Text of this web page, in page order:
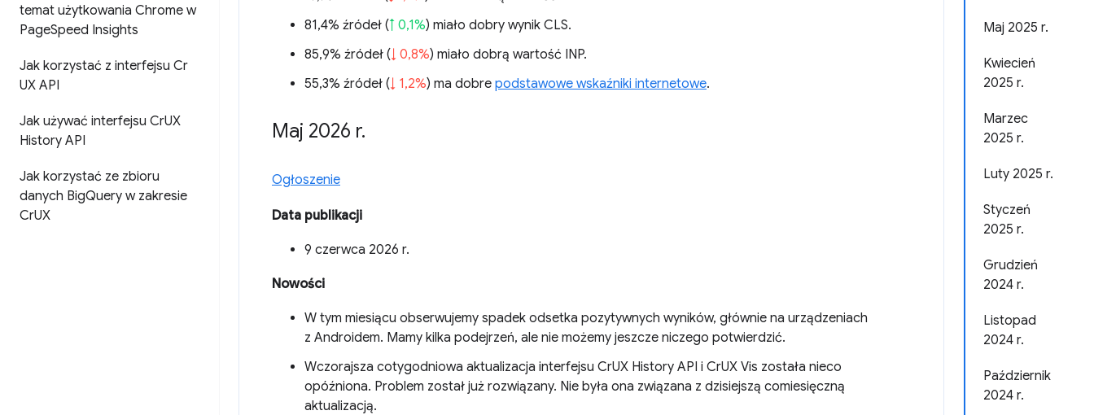
temat użytkowania Chrome w
PageSpeed Insights
Jak korzystać z interfejsu Cr
UX API
Jak używać interfejsu CrUX
History API
Jak korzystać ze zbioru
danych BigQuery w zakresie
CrUX
Maj 2025 r.
Kwiecień
2025 r.
Marzec
2025 r.
Luty 2025 r.
Styczeń
2025 r.
Grudzień
2024 r.
Listopad
2024 r.
Październik
2024 r.
81,4% źródeł (↑ 0,1%) miało dobry wynik CLS.
85,9% źródeł (↓ 0,8%) miało dobrą wartość INP.
55,3% źródeł (↓ 1,2%) ma dobre podstawowe wskaźniki internetowe.
Maj 2026 r.
Ogłoszenie
Data publikacji
9 czerwca 2026 r.
Nowości
W tym miesiącu obserwujemy spadek odsetka pozytywnych wyników, głównie na urządzeniach
z Androidem. Mamy kilka podejrzeń, ale nie możemy jeszcze niczego potwierdzić.
Wczorajsza cotygodniowa aktualizacja interfejsu CrUX History API i CrUX Vis została nieco
opóźniona. Problem został już rozwiązany. Nie była ona związana z dzisiejszą comiesięczną
aktualizacją.